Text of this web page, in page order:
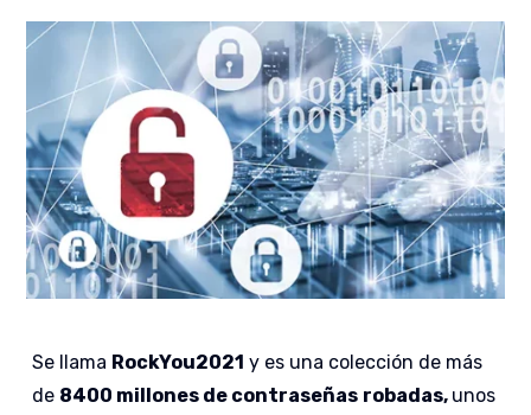
Se llama RockYou2021 y es una colección de más
de 8400 millones de contraseñas robadas, unos